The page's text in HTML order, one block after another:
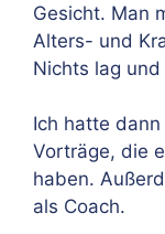
Gesicht. Man
Alters- und
Nichts lag
Ich hatte
Vorträge, die
haben.
als Coach.